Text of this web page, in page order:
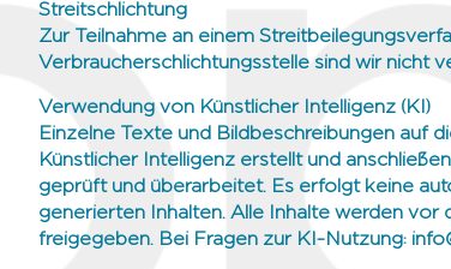
Streitschlichtung
Zur Teilnahme an einem
Verbraucherschlichtungsstelle sind wir nicht
Verwendung von Künstlicher Intelligenz (KI)
Einzelne Texte und Bildbeschreibungen auf
Künstlicher Intelligenz erstellt und
geprüft und überarbeitet. Es erfolgt keine
generierten Inhalten. Alle Inhalte werden vor
freigegeben. Bei Fragen zur KI-Nutzung: